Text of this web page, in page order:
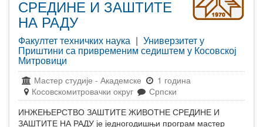
СРЕДИНЕ И ЗАШТИТЕ
НА РАДУ
Факултет техничких наука | Универзитет у
Приштини са привременим седиштем у Косовској
Митровици
Мастер студије - Академске
1 година
Косовскомитровачки округ
Српски
ИНЖЕЊЕРСТВО ЗАШТИТЕ ЖИВОТНЕ СРЕДИНЕ И
ЗАШТИТЕ НА РАДУ је једногодишњи програм мастер